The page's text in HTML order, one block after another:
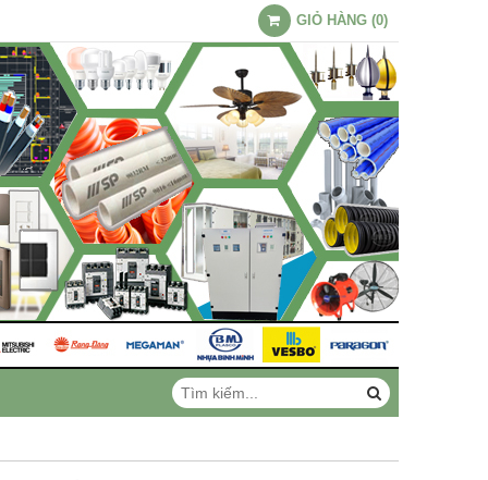
GIỎ HÀNG (0)